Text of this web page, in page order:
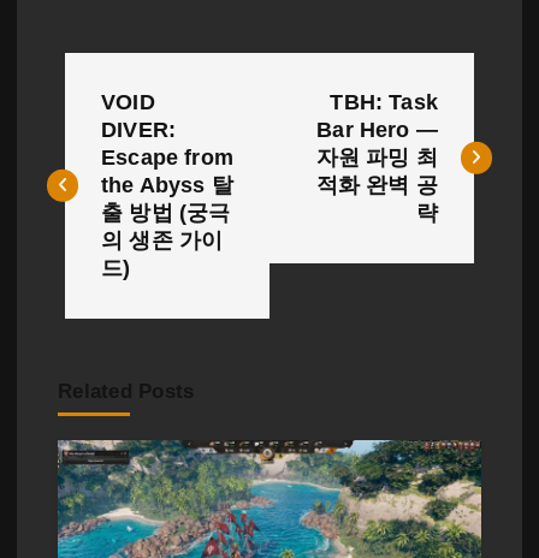
색
VOID
DIVER:
Escape from
the Abyss 탈
출 방법 (궁극
의 생존 가이
드)
TBH: Task
Bar Hero —
자원 파밍 최
적화 완벽 공
략
Related Posts